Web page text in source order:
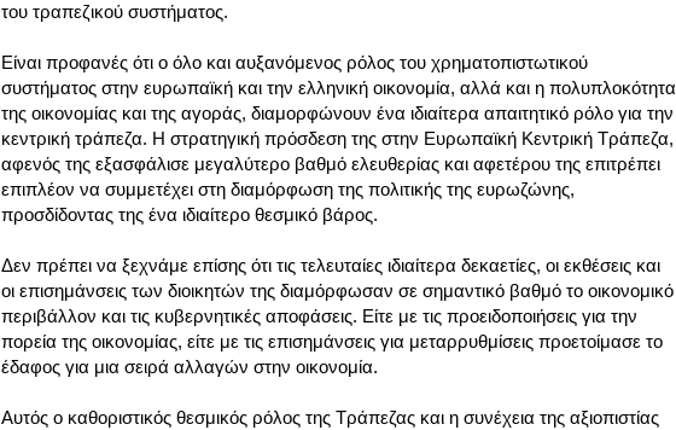
του τραπεζικού συστήματος.
Είναι προφανές ότι ο όλο και αυξανόμενος ρόλος του χρηματοπιστωτικού
συστήματος στην ευρωπαϊκή και την ελληνική οικονομία, αλλά και η πολυπλοκότητα
της οικονομίας και της αγοράς, διαμορφώνουν ένα ιδιαίτερα απαιτητικό ρόλο για την
κεντρική τράπεζα. Η στρατηγική πρόσδεση της στην Ευρωπαϊκή Κεντρική Τράπεζα,
αφενός της εξασφάλισε μεγαλύτερο βαθμό ελευθερίας και αφετέρου της επιτρέπει
επιπλέον να συμμετέχει στη διαμόρφωση της πολιτικής της ευρωζώνης,
προσδίδοντας της ένα ιδιαίτερο θεσμικό βάρος.
Δεν πρέπει να ξεχνάμε επίσης ότι τις τελευταίες ιδιαίτερα δεκαετίες, οι εκθέσεις και
οι επισημάνσεις των διοικητών της διαμόρφωσαν σε σημαντικό βαθμό το οικονομικό
περιβάλλον και τις κυβερνητικές αποφάσεις. Είτε με τις προειδοποιήσεις για την
πορεία της οικονομίας, είτε με τις επισημάνσεις για μεταρρυθμίσεις προετοίμασε το
έδαφος για μια σειρά αλλαγών στην οικονομία.
Αυτός ο καθοριστικός θεσμικός ρόλος της Τράπεζας και η συνέχεια της αξιοπιστίας